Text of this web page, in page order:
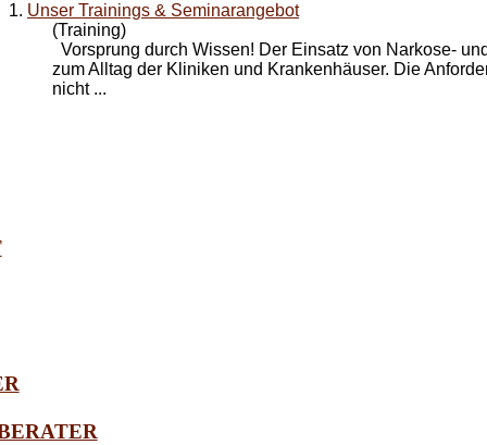
1. Unser Trainings & Seminarangebot
(Training)
Vorsprung durch Wissen! Der Einsatz von Narkose-
zum Alltag der Kliniken und Krankenhäuser. Die
nicht ...